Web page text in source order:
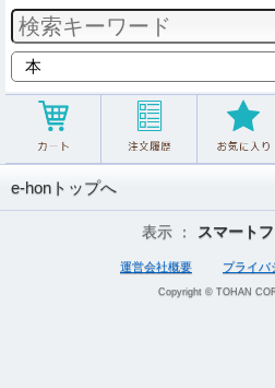
e-honトップへ
表示 ： スマート
運営会社概要 プライバ
Copyright © TOHAN